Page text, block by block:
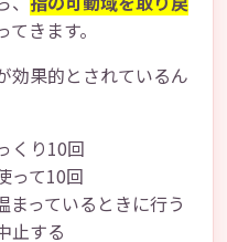
きます。
効果的とされているん
くり10回
って10回
まっているときに行う
止する